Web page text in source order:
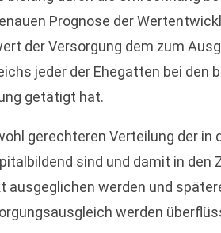
Prognose der
der Versorgung dem zum
jeder der Ehegatten bei
getätigt hat.
gerechteren Verteilung der
sind und damit in
ausgeglichen werden und
werden